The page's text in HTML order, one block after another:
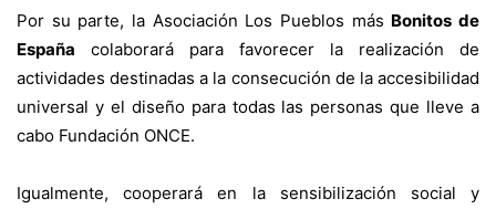
Por su parte, la Asociación Los Pueblos más Bonitos de
España colaborará para favorecer la realización de
actividades destinadas a la consecución de la accesibilidad
universal y el diseño para todas las personas que lleve a
cabo Fundación ONCE.
Igualmente, cooperará en la sensibilización social y